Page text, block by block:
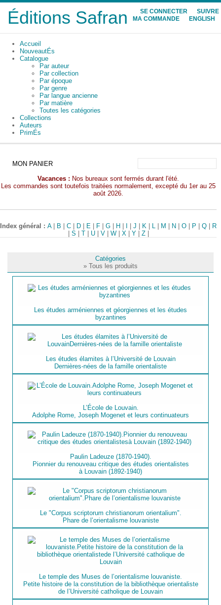
Éditions Safran SE CONNECTER
SUIVRE
MA COMMANDE
ENGLISH
Accueil
NouveautÉs
Catalogue
Par auteur
Par collection
Par époque
Par genre
Par langue ancienne
Par matière
Toutes les catégories
Collections
Auteurs
PrimÉs
MON PANIER
Vacances : Nos bureaux sont fermés durant l'été.
Les commandes sont toutefois traitées normalement, excepté du 1er au 25
août 2026.
Index général :A| B |C D E F |G H |J K L M N |O P |Q
R
S T| U| V| W| X| Y| Z|
Catégories
» Tous les produits
Les études arméniennes et géorgiennes et les études
byzantines
Les études élamites à l’Université de Louvain
Dernières-nées de la famille orientaliste
L’École de Louvain.
Adolphe Rome, Joseph Mogenet et leurs continuateurs
Paulin Ladeuze (1870-1940).
Pionnier du renouveau critique des études orientalistes
à Louvain (1892-1940)
Le "Corpus scriptorum christianorum orientalium".
Phare de l’orientalisme louvaniste
Le temple des Muses de l’orientalisme louvaniste.
Petite histoire de la constitution de la bibliothèque orientaliste
de l’Université catholique de Louvain